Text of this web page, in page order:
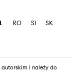
RO SI
SK
i należy do